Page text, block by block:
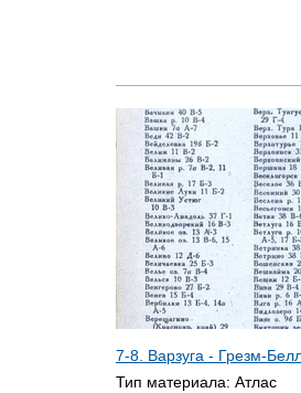
7-8. Варзуга - Грезм-
Тип материала: Атлас